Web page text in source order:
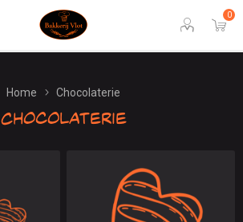
0
Home Chocolaterie
Chocolaterie